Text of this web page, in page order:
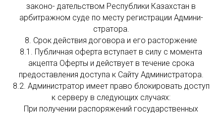
законо- дательством Республики Казахстан в
арбитражном суде по месту регистрации Админи-
стратора.
8. Срок действия договора и его расторжение
8.1. Публичная оферта вступает в силу с момента
акцепта Оферты и действует в течение срока
предоставления доступа к Сайту Администратора.
8.2. Администратор имеет право блокировать доступ
к серверу в следующих случаях:
При получении распоряжений государственных